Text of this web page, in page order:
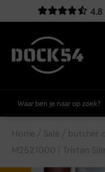
4.8
Home / Sale / butcher
M2521000 | Tristan